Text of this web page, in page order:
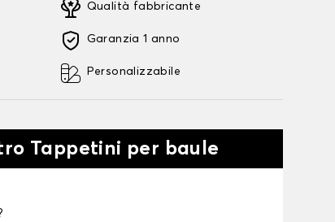
Qualità fabbricante
Garanzia 1 anno
Personalizzabile
Tappetini per baule